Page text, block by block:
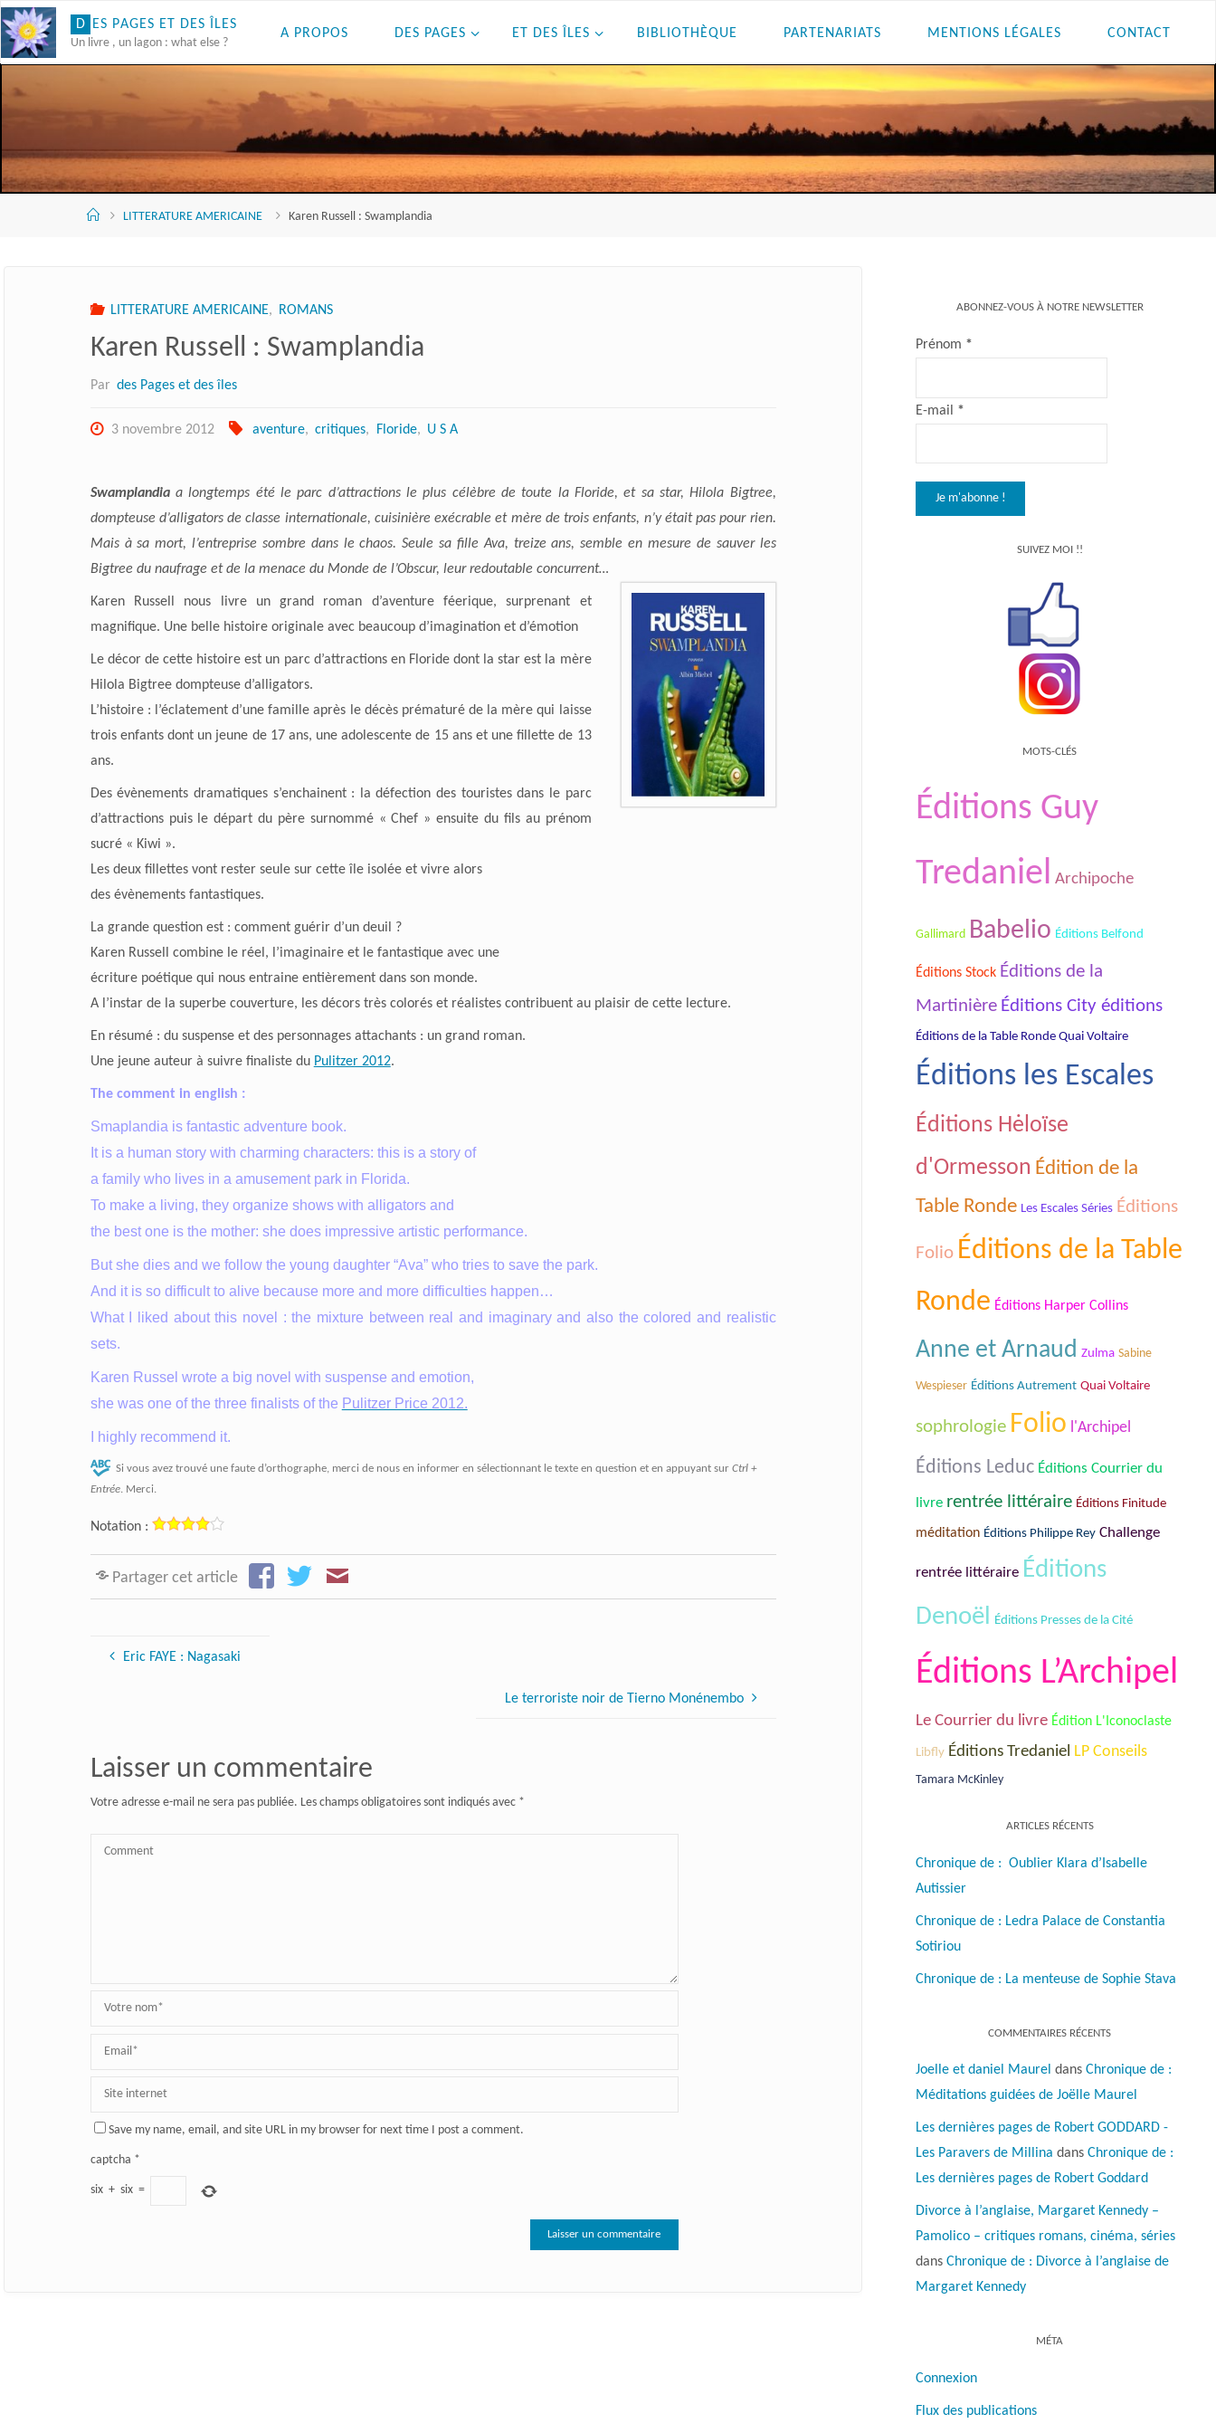
Skip
to
content
D ES PAGES ET DES LES
Un livre , un lagon : what else ?
A PROPOS DES PAGES ET DES ÎLES BIBLIOTHÈQUE PARTENARIATS MENTIONS LÉGALES CONTACT
AccueilLITTERATURE AMERICAINE Karen Russell : Swamplandia
LITTERATURE AMERICAINE, ROMANS
Karen Russell : Swamplandia
Par des Pages et des îles
3 novembre 2012 aventure, critiques, Floride, U S A
Swamplandiaa longtemps été le parc d’attractions le plus célèbre de toute la Floride, et sa star, Hilola Bigtree,
dompteuse d’alligators de classe internationale, cuisinière exécrable et mère de trois enfants, n’y était pas pour rien.
Mais à sa mort, l’entreprise sombre dans le chaos. Seule sa fille Ava, treize ans, semble en mesure de sauver les
Bigtree du naufrage et de la menace du Monde de l’Obscur, leur redoutable concurrent…
Karen Russell nous livre un grand roman d’aventure féerique, surprenant et
magnifique. Une belle histoire originale avec beaucoup d’imagination et d’émotion
Le décor de cette histoire est un parc d’attractions en Floride dont la star est la mère
Hilola Bigtree dompteuse d’alligators.
L’histoire : l’éclatement d’une famille après le décès prématuré de la mère qui laisse
trois enfants dont un jeune de 17 ans, une adolescente de 15 ans et une fillette de 13
ans.
Des évènements dramatiques s’enchainent : la défection des touristes dans le parc
d’attractions puis le départ du père surnommé « Chef » ensuite du fils au prénom
sucré « Kiwi ».
Les deux fillettes vont rester seule sur cette île isolée et vivre alors
des évènements fantastiques.
La grande question est : comment guérir d’un deuil ?
Karen Russell combine le réel, l’imaginaire et le fantastique avec une
écriture poétique qui nous entraine entièrement dans son monde.
A l’instar de la superbe couverture, les décors très colorés et réalistes contribuent au plaisir de cette lecture.
En résumé : du suspense et des personnages attachants : un grand roman.
Une jeune auteur à suivre finaliste du Pulitzer 2012.
The comment in english :
Smaplandia is fantastic adventure book.
It is a human story with charming characters: this is a story of
a family who lives in a amusement park in Florida.
To make a living, they organize shows with alligators and
the best one is the mother: she does impressive artistic performance.
But she dies and we follow the young daughter “Ava” who tries to save the park.
And it is so difficult to alive because more and more difficulties happen…
What I liked about this novel : the mixture between real and imaginary and also the colored and realistic
sets.
Karen Russel wrote a big novel with suspense and emotion,
she was one of the three finalists of the Pulitzer Price 2012.
I highly recommend it.
Si vous avez trouvé une faute d’orthographe, merci de nous en informer en sélectionnant le texte en question et en appuyant sur Ctrl +
Entrée. Merci.
Notation :
Partager cet article
Eric FAYE : Nagasaki
Le terroriste noir de Tierno Monénembo
Laisser un commentaire
Votre adresse e-mail ne sera pas publiée. Les champs obligatoires sont indiqués avec *
Save my name, email, and site URL in my browser for next time I post a comment.
captcha *
six + six =
ABONNEZ-VOUS À NOTRE NEWSLETTER
Prénom *
E-mail *
SUIVEZ MOI !!
MOTS-CLÉS
Éditions Guy
Tredaniel Archipoche
Gallimard Babelio Éditions Belfond
Éditions Stock Éditions de la
Martinière Éditions City éditions
Éditions de la Table Ronde Quai Voltaire
Éditions les Escales
Éditions Hėloïse
d'Ormesson Édition de la
Table Ronde Les Escales Séries Éditions
Folio Éditions de la Table
Ronde Éditions Harper Collins
Anne et Arnaud Zulma Sabine
Wespieser Éditions Autrement Quai Voltaire
sophrologie Folio l'Archipel
Éditions Leduc Éditions Courrier du
livre rentrée littéraire Éditions Finitude
méditation Éditions Philippe Rey Challenge
rentrée littéraire Éditions
Denoël
Éditions Presses de la Cité
Éditions L’Archipel
Le Courrier du livre Édition L'Iconoclaste
Libfly Éditions Tredaniel LP Conseils
Tamara McKinley
ARTICLES RÉCENTS
Chronique de : Oublier Klara d’Isabelle
Autissier
Chronique de : Ledra Palace de Constantia
Sotiriou
Chronique de : La menteuse de Sophie Stava
COMMENTAIRES RÉCENTS
Joelle et daniel Maurel dans Chronique de :
Méditations guidées de Joëlle Maurel
Les dernières pages de Robert GODDARD -
Les Paravers de Millina dans Chronique de :
Les dernières pages de Robert Goddard
Divorce à l’anglaise, Margaret Kennedy –
Pamolico – critiques romans, cinéma, séries
dans Chronique de : Divorce à l’anglaise de
Margaret Kennedy
MÉTA
Connexion
Flux des publications